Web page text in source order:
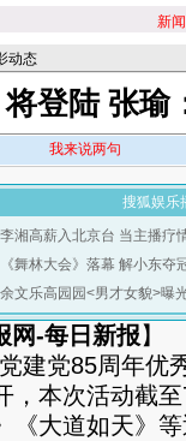
新闻
动态
将登陆 张
我来说两句
搜狐娱乐
湘高薪入北京台 当主播疗
舞林大会》落幕 解小东夺
文乐高园园<男才女貌>曝
网-每日新报】
党85周年优
，本次活动截
《大道如天》